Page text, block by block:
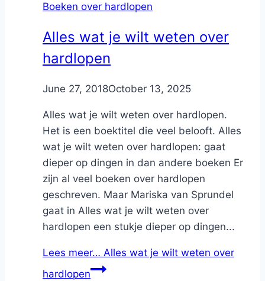
Boeken over hardlopen
Alles wat je wilt weten over
hardlopen
ByNicole
June 27, 2018October 13, 2025
Alles wat je wilt weten over hardlopen.
Het is een boektitel die veel belooft. Alles
wat je wilt weten over hardlopen: gaat
dieper op dingen in dan andere boeken Er
zijn al veel boeken over hardlopen
geschreven. Maar Mariska van Sprundel
gaat in Alles wat je wilt weten over
hardlopen een stukje dieper op dingen...
Lees meer… Alles wat je wilt weten over
hardlopen